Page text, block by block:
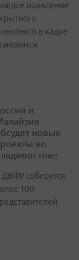
появление
в кадре
и
новые
во
ДВФУ соберутся
100